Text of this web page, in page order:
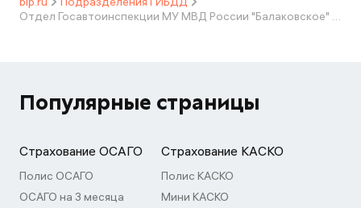
Отдел Госавтоинспекции МУ МВД России "Балаковское" Саратовской области
Популярные страницы
Страхование ОСАГО
Полис ОСАГО
ОСАГО на 3 месяца
Страхование КАСКО
Полис КАСКО
Мини КАСКО